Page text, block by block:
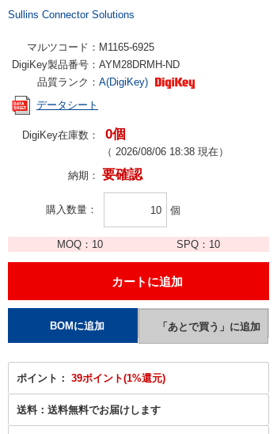
Sullins Connector Solutions
マルツコード： M1165-6925
DigiKey製品番号： AYM28DRMH-ND
品質ランク： A(DigiKey)
データシート
DigiKey在庫数： 0個
（ 2026/08/06 18:38 現在）
納期： 要確認
購入数量 個
MOQ： 10 SPQ： 10
ポイント： 39ポイント(1%還元)
送料： 送料無料でお届けします